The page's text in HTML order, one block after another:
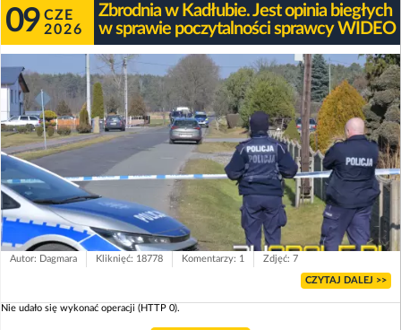
09 CZE
2026
Zbrodnia w Kadłubie. Jest opinia biegłych
w sprawie poczytalności sprawcy WIDEO
Autor: Dagmara Kliknięć: 18778 Komentarzy: 1 Zdjęć: 7
CZYTAJ DALEJ >>
Nie udało się wykonać operacji (HTTP 0).